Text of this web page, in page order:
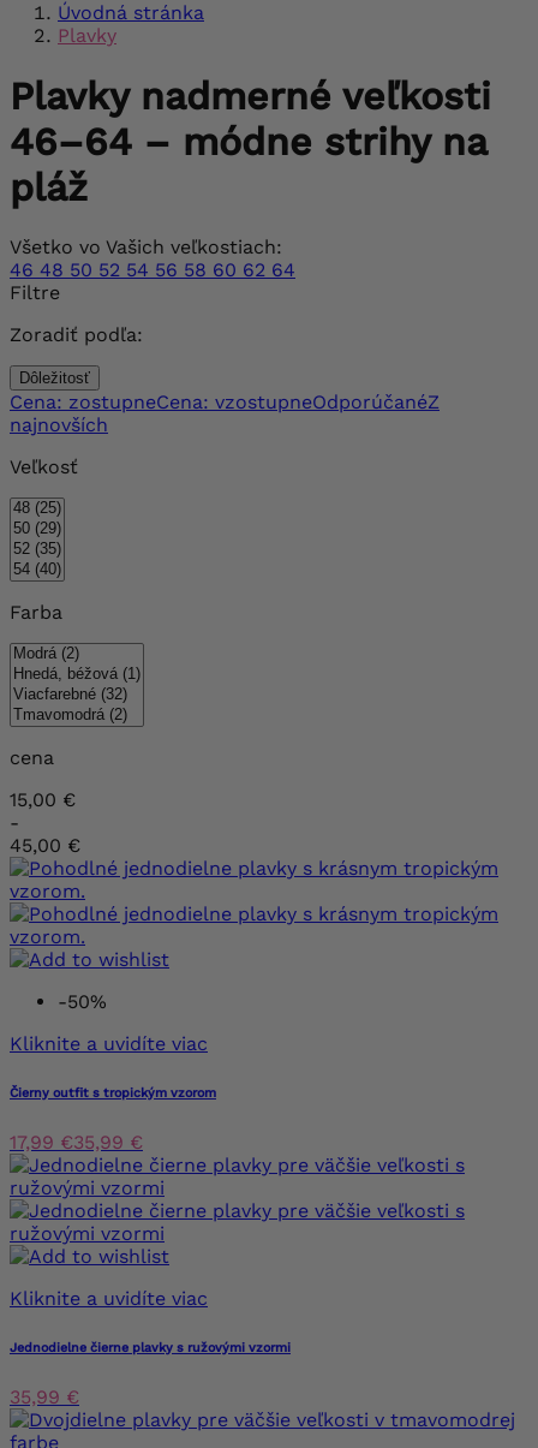
Úvodná stránka
Plavky
Plavky nadmerné veľkosti
46–64 – módne strihy na
pláž
Všetko vo Vašich veľkostiach:
46 48 50 52 54 56 58 60 62 64
Filtre
Zoradiť podľa:
Dôležitosť
Cena: zostupneCena: vzostupneOdporúčanéZ
najnovších
Veľkosť
Farba
cena
15,00 €
-
45,00 €
-50%
Kliknite a uvidíte viac
Čierny outfit s tropickým vzorom
17,99 €35,99 €
Kliknite a uvidíte viac
Jednodielne čierne plavky s ružovými vzormi
35,99 €